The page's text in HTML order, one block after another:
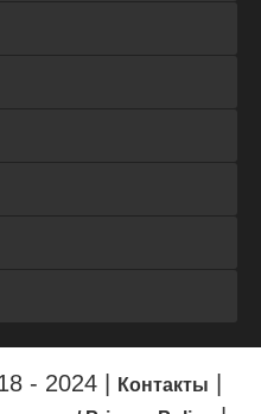
- 2024 | Контакты